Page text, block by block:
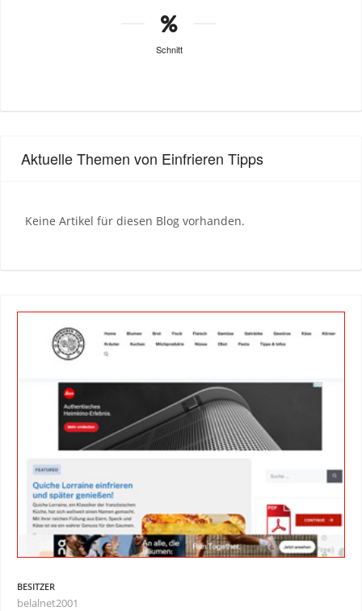
Schnitt
Aktuelle Themen von Einfrieren Tipps
Keine Artikel für diesen Blog vorhanden.
BESITZER
belalnet2001